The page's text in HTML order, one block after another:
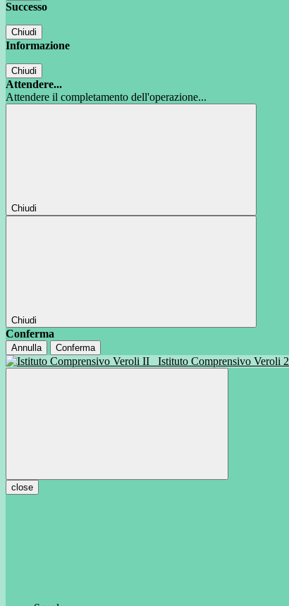
Successo
Chiudi
Informazione
Chiudi
Attendere...
Attendere il completamento dell'operazione...
Chiudi
Chiudi
Conferma
Annulla Conferma
Istituto Comprensivo Veroli 2
close